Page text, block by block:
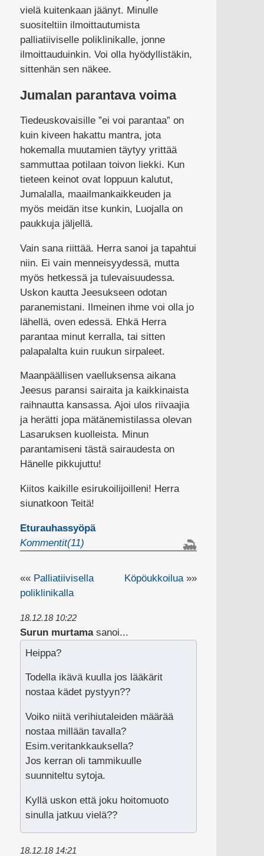
vielä kuitenkaan jäänyt. Minulle
suositeltiin ilmoittautumista
palliatiiviselle poliklinikalle, jonne
ilmoittauduinkin. Voi olla hyödyllistäkin,
sittenhän sen näkee.
Jumalan parantava voima
Tiedeuskovaisille ”ei voi parantaa” on
kuin kiveen hakattu mantra, jota
hokemalla muutamien täytyy yrittää
sammuttaa potilaan toivon liekki. Kun
tieteen keinot ovat loppuun kalutut,
Jumalalla, maailmankaikkeuden ja
myös meidän itse kunkin, Luojalla on
paukkuja jäljellä.
Vain sana riittää. Herra sanoi ja tapahtui
niin. Ei vain menneisyydessä, mutta
myös hetkessä ja tulevaisuudessa.
Uskon kautta Jeesukseen odotan
paranemistani. Ilmeinen ihme voi olla jo
lähellä, oven edessä. Ehkä Herra
parantaa minut kerralla, tai sitten
palapalalta kuin ruukun sirpaleet.
Maanpäällisen vaelluksensa aikana
Jeesus paransi sairaita ja kaikkinaista
raihnautta kansassa. Ajoi ulos riivaajia
ja herätti jopa mätänemistilassa olevan
Lasaruksen kuolleista. Minun
parantamiseni tästä sairaudesta on
Hänelle pikkujuttu!
Kiitos kaikille esirukoilijoilleni! Herra
siunatkoon Teitä!
Eturauhassyöpä
Kommentit(11)
«« Palliatiivisella
poliklinikalla
Köpöukkoilua»»
18.12.18 10:22
Surun murtamasanoi...
Heippa?
Todella ikävä kuulla jos lääkärit
nostaa kädet pystyyn??
Voiko niitä verihiutaleiden määrää
nostaa millään tavalla?
Esim.veritankkauksella?
Jos kerran oli tammikuulle
suunniteltu sytoja.
Kyllä uskon että joku hoitomuoto
sinulla jatkuu vielä??
18.12.18 14:21